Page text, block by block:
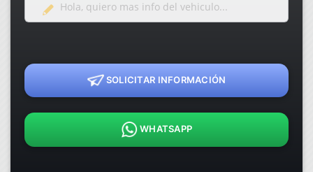
SOLICITAR INFORMACIÓN
WHATSAPP